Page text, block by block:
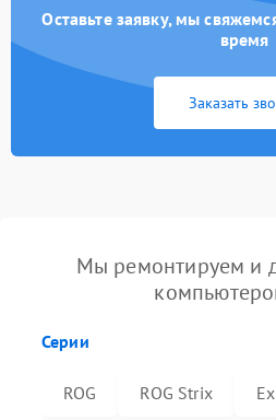
Оставьте заявку, мы
время
Заказать
Мы ремонтируем и
Серии
ROG ROG Strix